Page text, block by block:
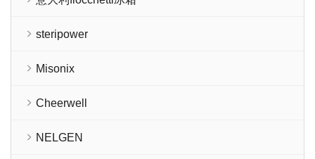
steripower
Misonix
Cheerwell
NELGEN